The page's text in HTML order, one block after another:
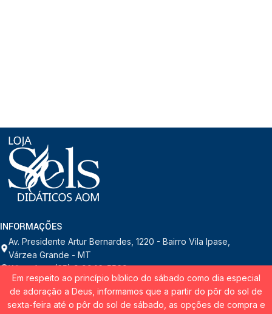
INFORMAÇÕES
Av. Presidente Artur Bernardes, 1220 - Bairro Vila Ipase,
Várzea Grande - MT
WhatsApp: (65) 9 9946-5569
suporteloja.aom@adventistas.org
ESCOLAS
Em respeito ao princípio bíblico do sábado como dia especial
de adoração a Deus, informamos que a partir do pôr do sol de
sexta-feira até o pôr do sol de sábado, as opções de compra e